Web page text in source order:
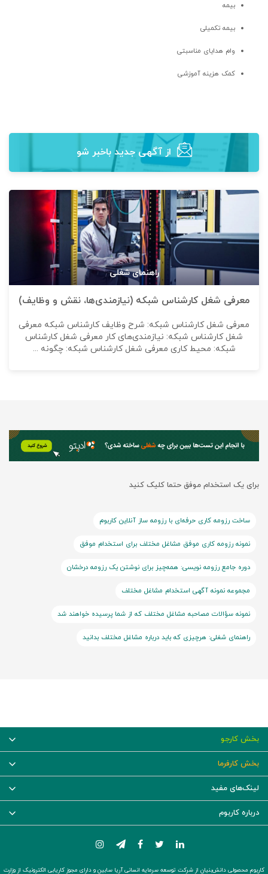
بیمه
بیمه تکمیلی
وام هدایای مناسبتی
کمک هزینه آموزشی
از آگهی‌ جدید باخبر شو
راهنمای شغلی
معرفی شغل کارشناس شبکه (نیازمندی‌ها، نقش و وظایف)
معرفی شغل کارشناس شبکه: شرح وظایف کارشناس شبکه معرفی
شغل کارشناس شبکه: نیازمندی‌های کار معرفی شغل کارشناس
شبکه: محیط کاری معرفی شغل کارشناس شبکه: چگونه ...
برای یک استخدام موفق حتما کلیک کنید
ساخت رزومه کاری حرفه‌ای با رزومه ساز آنلاین کاربوم
نمونه رزومه کاری موفق مشاغل مختلف برای استخدام موفق
دوره جامع رزومه نویسی: همه‌چیز برای نوشتن یک رزومه درخشان
مجموعه نمونه آگهی استخدام مشاغل مختلف
نمونه سؤالات مصاحبه مشاغل مختلف که از شما پرسیده خواهند شد
راهنمای شغلی: هرچیزی که باید درباره مشاغل مختلف بدانید
بخش کارجو
بخش کارفرما
لینک‌های مفید
درباره کاربوم
کاربوم محصولی دانش‌بنیان از شرکت توسعه سرمایه انسانی آریا سابین و دارای مجوز کاریابی الکترونیک از وزارت